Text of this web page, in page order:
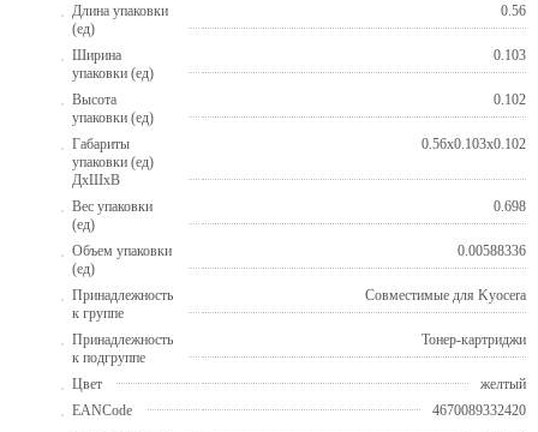
Длина упаковки
(ед)
0.56
Ширина
упаковки (ед)
0.103
Высота
упаковки (ед)
0.102
Габариты
упаковки (ед)
ДхШхВ
0.56x0.103x0.102
Вес упаковки
(ед)
0.698
Объем упаковки
(ед)
0.00588336
Принадлежность
к группе
Совместимые для Kyocera
Принадлежность
к подгруппе
Тонер-картриджи
Цвет
желтый
EANCode
4670089332420